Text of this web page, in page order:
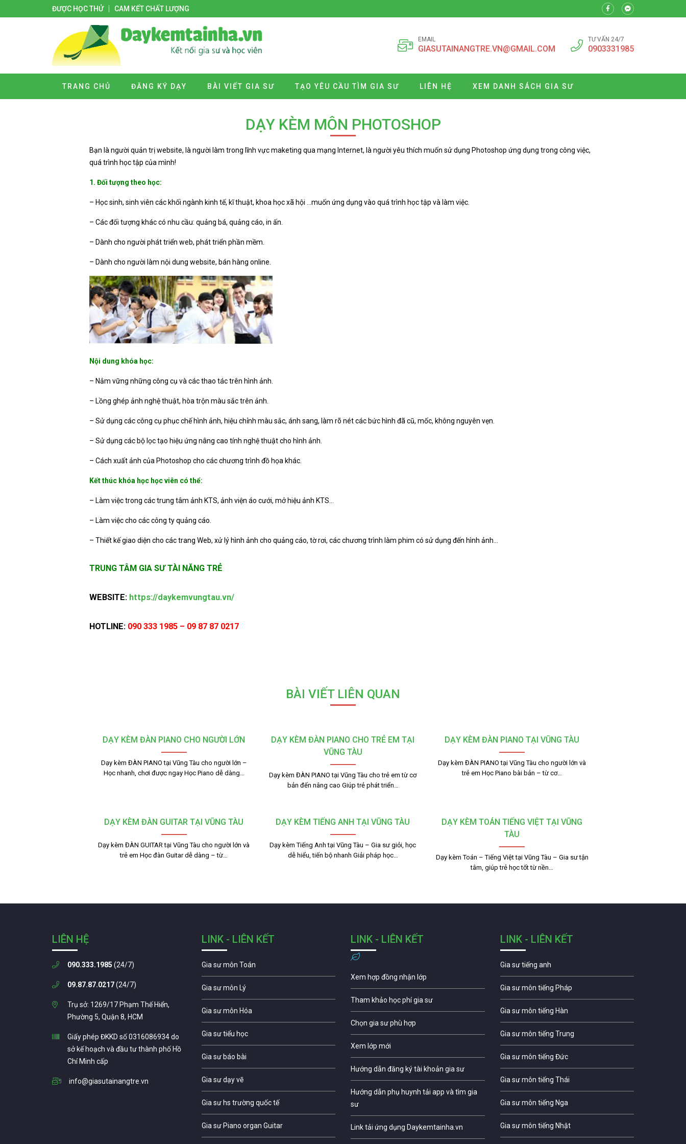
ĐƯỢC HỌC THỬ CAM KẾT CHẤT LƯỢNG
EMAIL
GIASUTAINANGTRE.VN@GMAIL.COM
TƯ VẤN 24/7
0903331985
TRANG CHỦ ĐĂNG KÝ DẠY BÀI VIẾT GIA SƯ TẠO YÊU CẦU TÌM GIA SƯ LIÊN HỆ XEM DANH SÁCH GIA SƯ
DẠY KÈM MÔN PHOTOSHOP
Bạn là người quản trị website, là người làm trong lĩnh vực maketing qua mạng Internet, là người yêu thích muốn sử dụng Photoshop ứng dụng trong công việc,
quá trình học tập của mình!
1. Đối tượng theo học:
– Học sinh, sinh viên các khối ngành kinh tế, kĩ thuật, khoa học xã hội …muốn ứng dụng vào quá trình học tập và làm việc.
– Các đối tượng khác có nhu cầu: quảng bá, quảng cáo, in ấn.
– Dành cho người phát triển web, phát triển phần mềm.
– Dành cho người làm nội dung website, bán hàng online.
Nội dung khóa học:
– Nắm vững những công cụ và các thao tác trên hình ảnh.
– Lồng ghép ảnh nghệ thuật, hòa trộn màu sắc trên ảnh.
– Sử dụng các công cụ phục chế hình ảnh, hiệu chỉnh màu sắc, ánh sang, làm rõ nét các bức hình đã cũ, mốc, không nguyên vẹn.
– Sử dụng các bộ lọc tạo hiệu ứng nâng cao tính nghệ thuật cho hình ảnh.
– Cách xuất ảnh của Photoshop cho các chương trình đồ họa khác.
Kết thúc khóa học học viên có thể:
– Làm việc trong các trung tâm ảnh KTS, ảnh viện áo cưới, mở hiệu ảnh KTS…
– Làm việc cho các công ty quảng cáo.
– Thiết kế giao diện cho các trang Web, xử lý hình ảnh cho quảng cáo, tờ rơi, các chương trình làm phim có sử dụng đến hình ảnh…
TRUNG TÂM GIA SƯ TÀI NĂNG TRẺ
WEBSITE: https://daykemvungtau.vn/
HOTLINE: 090 333 1985 – 09 87 87 0217
BÀI VIẾT LIÊN QUAN
DẠY KÈM ĐÀN PIANO CHO NGƯỜI LỚN
Dạy kèm ĐÀN PIANO tại Vũng Tàu cho người lớn –
Học nhanh, chơi được ngay Học Piano dễ dàng…
DẠY KÈM ĐÀN PIANO CHO TRẺ EM TẠI
VŨNG TÀU
Dạy kèm ĐÀN PIANO tại Vũng Tàu cho trẻ em từ cơ
bản đến nâng cao Giúp trẻ phát triển…
DẠY KÈM ĐÀN PIANO TẠI VŨNG TÀU
Dạy kèm ĐÀN PIANO tại Vũng Tàu cho người lớn và
trẻ em Học Piano bài bản – từ cơ…
DẠY KÈM ĐÀN GUITAR TẠI VŨNG TÀU
Dạy kèm ĐÀN GUITAR tại Vũng Tàu cho người lớn và
trẻ em Học đàn Guitar dễ dàng – từ…
DẠY KÈM TIẾNG ANH TẠI VŨNG TÀU
Dạy kèm Tiếng Anh tại Vũng Tàu – Gia sư giỏi, học
dễ hiểu, tiến bộ nhanh Giải pháp học…
DẠY KÈM TOÁN TIẾNG VIỆT TẠI VŨNG
TÀU
Dạy kèm Toán – Tiếng Việt tại Vũng Tàu – Gia sư tận
tâm, giúp trẻ học tốt từ nền…
LIÊN HỆ
090.333.1985 (24/7)
09.87.87.0217(24/7)
Trụ sở: 1269/17 Phạm Thế Hiển,
Phường 5, Quận 8, HCM
Giấy phép ĐKKD số 0316086934 do
sở kế hoạch và đầu tư thành phố Hồ
Chí Minh cấp
info@giasutainangtre.vn
LINK - LIÊN KẾT
Gia sư môn Toán
Gia sư môn Lý
Gia sư môn Hóa
Gia sư tiểu học
Gia sư báo bài
Gia sư dạy vẽ
Gia sư hs trường quốc tế
Gia sư Piano organ Guitar
LINK - LIÊN KẾT
Xem hợp đồng nhận lớp
Tham khảo học phí gia sư
Chọn gia sư phù hợp
Xem lớp mới
Hướng dẫn đăng ký tài khoản gia sư
Hướng dẫn phụ huynh tải app và tìm gia
sư
Link tải ứng dụng Daykemtainha.vn
LINK - LIÊN KẾT
Gia sư tiếng anh
Gia sư môn tiếng Pháp
Gia sư môn tiếng Hàn
Gia sư môn tiếng Trung
Gia sư môn tiếng Đức
Gia sư môn tiếng Thái
Gia sư môn tiếng Nga
Gia sư môn tiếng Nhật